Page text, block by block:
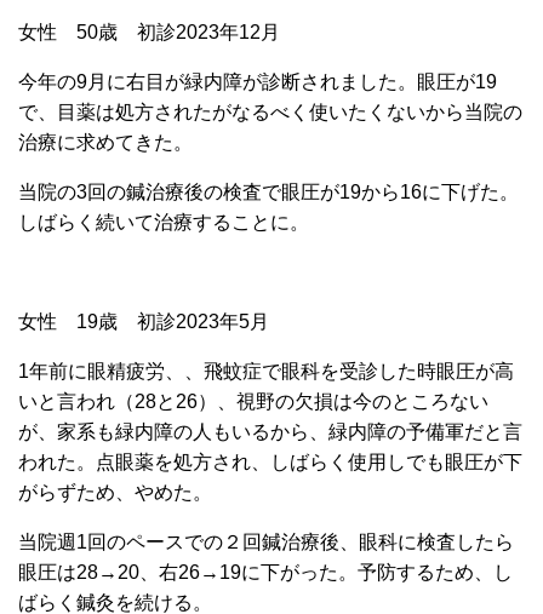
女性 50歳 初診2023年12月
今年の9月に右目が緑内障が診断されました。眼圧が19
で、目薬は処方されたがなるべく使いたくないから当院の
治療に求めてきた。
当院の3回の鍼治療後の検査で眼圧が19から16に下げた。
しばらく続いて治療することに。
女性 19歳 初診2023年5月
1年前に眼精疲労、、飛蚊症で眼科を受診した時眼圧が高
いと言われ（28と26）、視野の欠損は今のところない
が、家系も緑内障の人もいるから、緑内障の予備軍だと言
われた。点眼薬を処方され、しばらく使用しでも眼圧が下
がらずため、やめた。
当院週1回のペースでの２回鍼治療後、眼科に検査したら
眼圧は28→20、右26→19に下がった。 予防するため、し
ばらく鍼灸を続ける。